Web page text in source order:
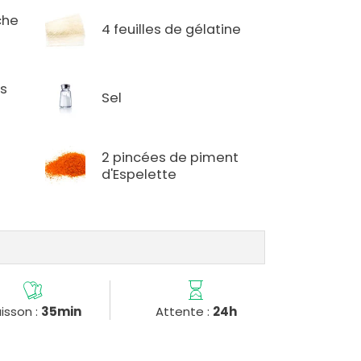
4 feuilles de gélatine
Sel
2 pincées de piment
d'Espelette
: 35min Attente : 24h